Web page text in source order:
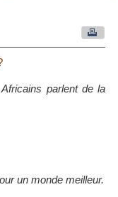
parlent de la
un monde meilleur.